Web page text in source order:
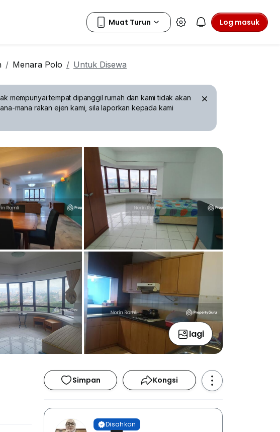
Log masuk
Menara Polo Untuk Disewa
mempunyai tempat dipanggil rumah dan kami tidak akan
mana rakan ejen kami, sila laporkan kepada kami
lagi
Simpan Kongsi
Disahkan